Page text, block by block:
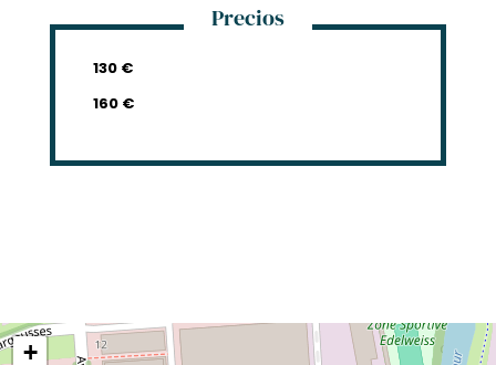
Precios
130 €
160 €
+